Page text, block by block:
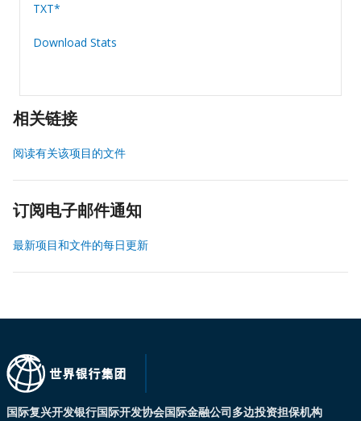
TXT*
Download Stats
相关链接
阅读有关该项目的文件
订阅电子邮件通知
最新项目和文件的每日更新
国际复兴开发银行国际开发协会国际金融公司多边投资担保机构